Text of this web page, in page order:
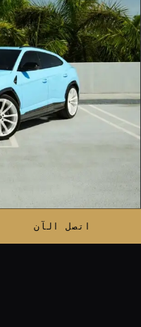
اتصل الآن